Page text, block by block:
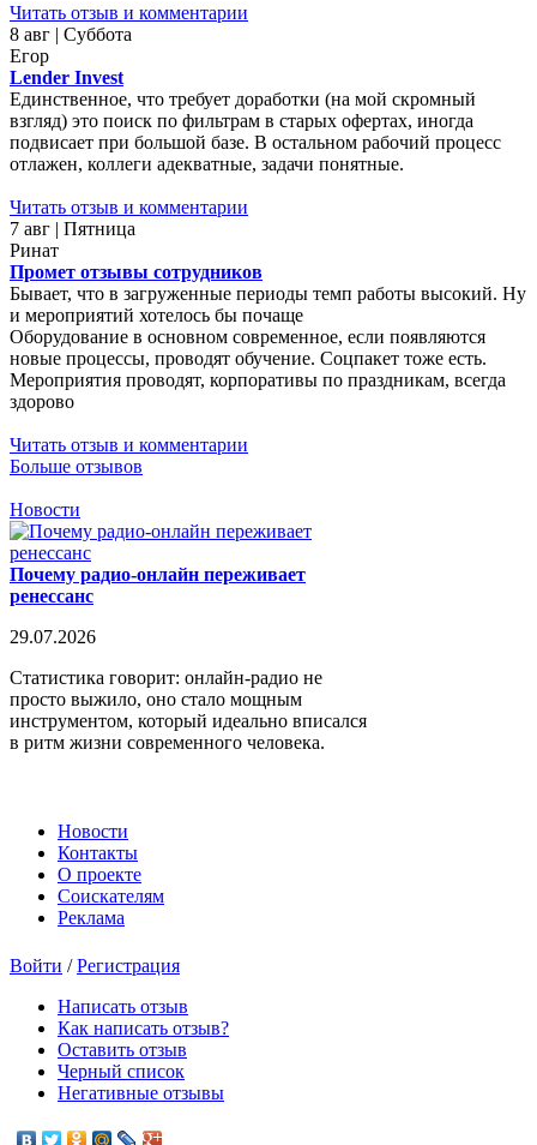
Читать отзыв и комментарии
8 авг | Суббота
Егор
Lender Invest
Единственное, что требует доработки (на мой скромный
взгляд) это поиск по фильтрам в старых офертах, иногда
подвисает при большой базе. В остальном рабочий процесс
отлажен, коллеги адекватные, задачи понятные.
Читать отзыв и комментарии
7 авг | Пятница
Ринат
Промет отзывы сотрудников
Бывает, что в загруженные периоды темп работы высокий. Ну
и мероприятий хотелось бы почаще
Оборудование в основном современное, если появляются
новые процессы, проводят обучение. Соцпакет тоже есть.
Мероприятия проводят, корпоративы по праздникам, всегда
здорово
Читать отзыв и комментарии
Больше отзывов
Новости
Почему радио-онлайн переживает
ренессанс
29.07.2026
Статистика говорит: онлайн-радио не
просто выжило, оно стало мощным
инструментом, который идеально вписался
в ритм жизни современного человека.
Новости
Контакты
О проекте
Соискателям
Реклама
Войти /Регистрация
Написать отзыв
Как написать отзыв?
Оставить отзыв
Черный список
Негативные отзывы